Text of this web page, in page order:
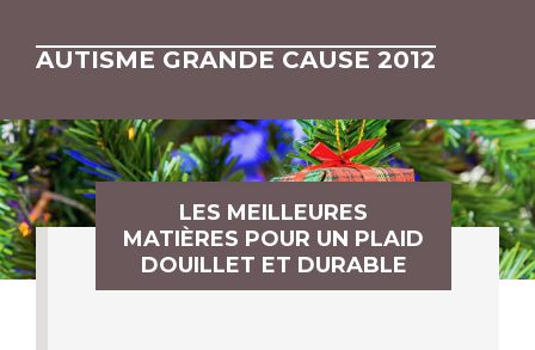
AUTISME GRANDE CAUSE 2012
LES MEILLEURES
MATIÈRES POUR UN PLAID
DOUILLET ET DURABLE